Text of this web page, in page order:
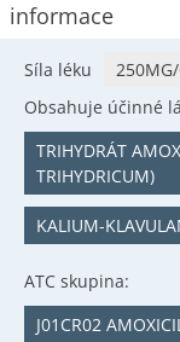
informace
Síla léku
Obsahuje účinné
TRIHYDRÁT
TRIHYDRICUM)
KALIUM-
ATC skupina:
J01CR02